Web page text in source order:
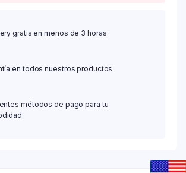
gratis en menos de 3 horas
en todos nuestros productos
métodos de pago para tu